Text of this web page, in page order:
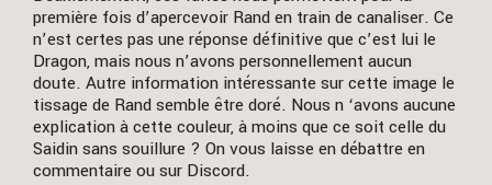
première fois d’apercevoir Rand en train de canaliser. Ce
n’est certes pas une réponse définitive que c’est lui le
Dragon, mais nous n’avons personnellement aucun
doute. Autre information intéressante sur cette image le
tissage de Rand semble être doré. Nous n ‘avons aucune
explication à cette couleur, à moins que ce soit celle du
Saidin sans souillure ? On vous laisse en débattre en
commentaire ou sur Discord.